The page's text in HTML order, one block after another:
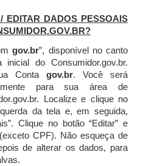
EDITAR DADOS PESSOAIS
gov.br”, disponível no canto
do Consumidor.gov.br.
Conta gov.br. Você será
para sua área de
Localize e clique no
da tela e, em seguida,
Clique no botão “Editar” e
CPF). Não esqueça de
de alterar os dados, para